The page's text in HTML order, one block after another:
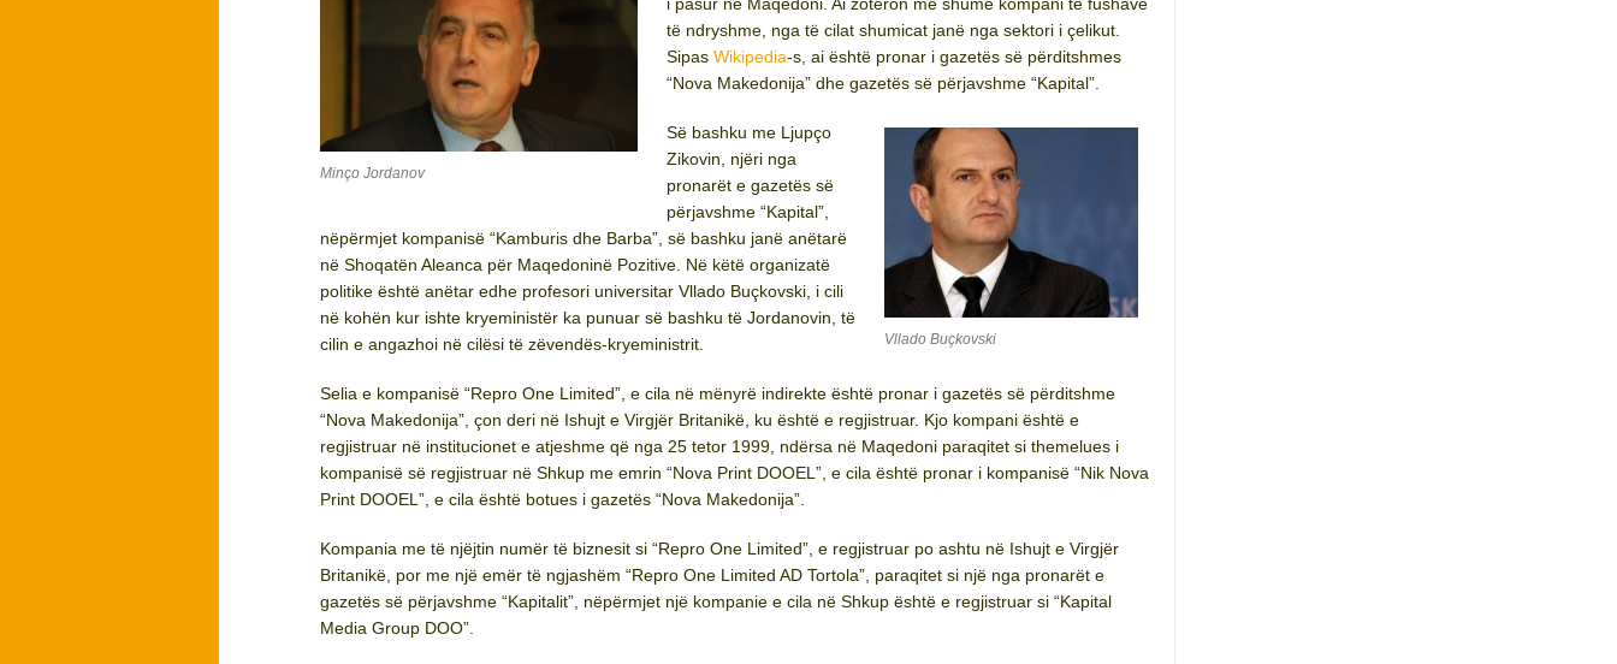
Minço Jordanov
të ndryshme, nga të cilat shumicat janë nga sektori i çelikut.
SipasWikipedia-s, ai është pronar i gazetës së përditshmes
“Nova Makedonija” dhe gazetës së përjavshme “Kapital”.
Vllado Buçkovski
Së bashku me Ljupço
Zikovin, njëri nga
pronarët e gazetës së
përjavshme “Kapital”,
nëpërmjet kompanisë “Kamburis dhe Barba”, së bashku janë anëtarë
në Shoqatën Aleanca për Maqedoninë Pozitive. Në këtë organizatë
politike është anëtar edhe profesori universitar Vllado Buçkovski, i cili
në kohën kur ishte kryeministër ka punuar së bashku të Jordanovin, të
cilin e angazhoi në cilësi të zëvendës-kryeministrit.
Selia e kompanisë “Repro One Limited”, e cila në mënyrë indirekte është pronar i gazetës së përditshme
“Nova Makedonija”, çon deri në Ishujt e Virgjër Britanikë, ku është e regjistruar. Kjo kompani është e
regjistruar në institucionet e atjeshme që nga 25 tetor 1999, ndërsa në Maqedoni paraqitet si themelues i
kompanisë së regjistruar në Shkup me emrin “Nova Print DOOEL”, e cila është pronar i kompanisë “Nik Nova
Print DOOEL”, e cila është botues i gazetës “Nova Makedonija”.
Kompania me të njëjtin numër të biznesit si “Repro One Limited”, e regjistruar po ashtu në Ishujt e Virgjër
Britanikë, por me një emër të ngjashëm “Repro One Limited AD Tortola”, paraqitet si një nga pronarët e
gazetës së përjavshme “Kapitalit”, nëpërmjet një kompanie e cila në Shkup është e regjistruar si “Kapital
Media Group DOO”.